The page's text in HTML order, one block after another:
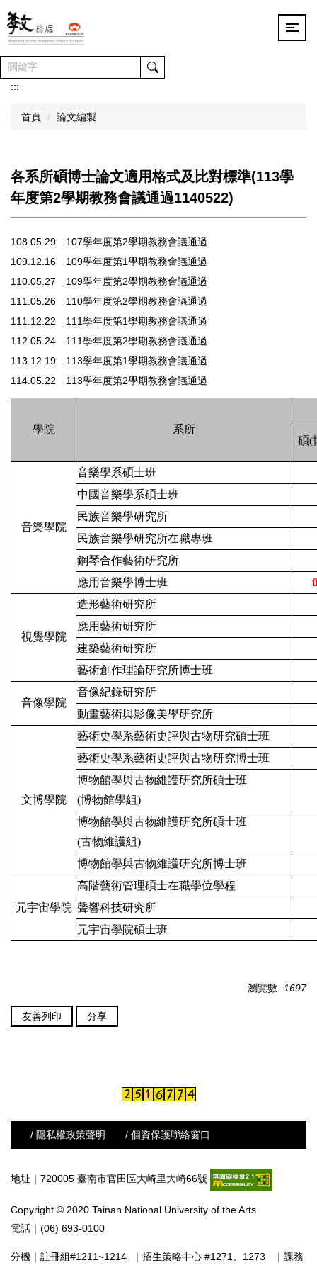
跳
到
主
要
內
容
:::
首頁 論文編製
各系所碩博士論文適用格式及比對標準(113學
年度第2學期教務會議通過1140522)
108.05.29 107學年度第2學期教務會議通過
109.12.16 109學年度第1學期教務會議通過
110.05.27 109學年度第2學期教務會議通過
111.05.26 110學年度第2學期教務會議通過
111.12.22 111學年度第1學期教務會議通過
112.05.24 111學年度第2學期教務會議通過
113.12.19 113學年度第1學期教務會議通過
114.05.22 113學年度第2學期教務會議通過
學院
系所
碩(
音樂學院
音樂學系碩士班
中國音樂學系碩士班
民族音樂學研究所
民族音樂學研究所在職專班
鋼琴合作藝術研究所
應用音樂學博士班
視覺學院
造形藝術研究所
應用藝術研究所
建築藝術研究所
藝術創作理論研究所博士班
音像學院
音像紀錄研究所
動畫藝術與影像美學研究所
文博學院
藝術史學系藝術史評與古物研究碩士班
藝術史學系藝術史評與古物研究博士班
博物館學與古物維護研究所碩士班
(博物館學組)
博物館學與古物維護研究所碩士班
(古物維護組)
博物館學與古物維護研究所博士班
元宇宙學院
高階藝術管理碩士在職學位學程
聲響科技研究所
元宇宙學院碩士班
瀏覽數: 1697
友善列印 分享
/ 隱私權政策聲明 / 個資保護聯絡窗口
地址｜720005 臺南市官田區大崎里大崎66號
Copyright © 2020 Tainan National University of the Arts
電話｜(06) 693-0100
分機｜ 註冊組#1211~1214 ｜ 招生策略中心 #1271、1273 ｜ 課務